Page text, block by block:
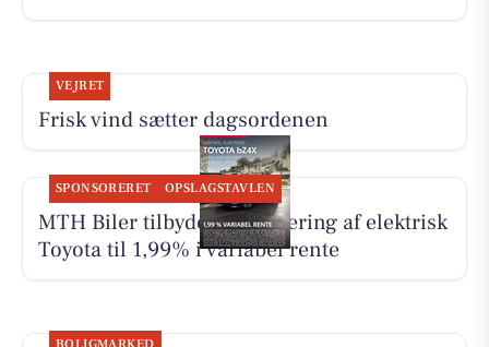
VEJRET
Frisk vind sætter dagsordenen
SPONSORERET OPSLAGSTAVLEN
MTH Biler tilbyder finansiering af elektrisk
Toyota til 1,99% i variabel rente